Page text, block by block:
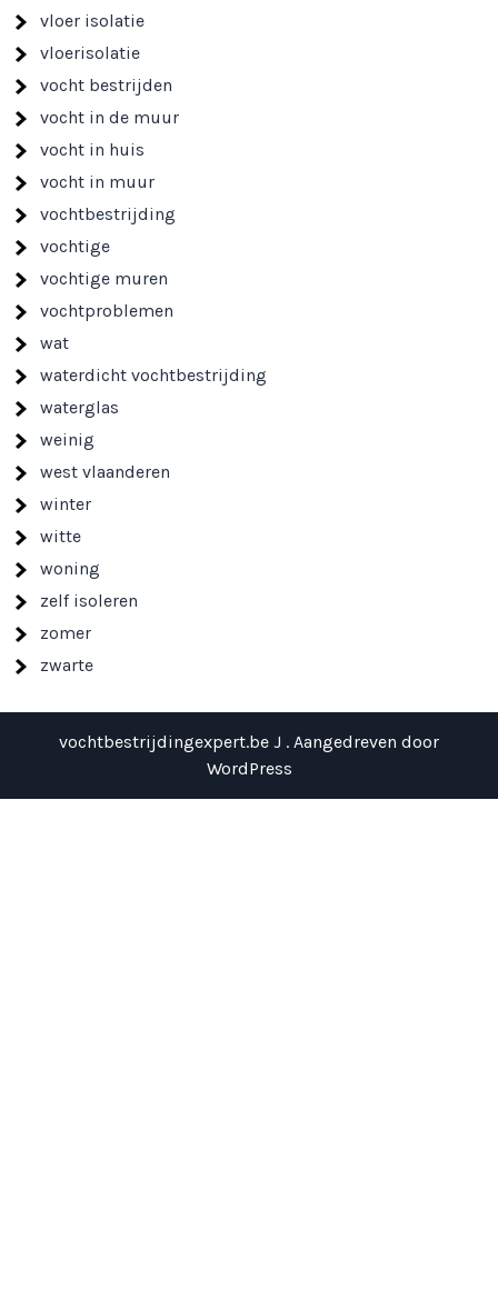
vloer isolatie
vloerisolatie
vocht bestrijden
vocht in de muur
vocht in huis
vocht in muur
vochtbestrijding
vochtige
vochtige muren
vochtproblemen
wat
waterdicht vochtbestrijding
waterglas
weinig
west vlaanderen
winter
witte
woning
zelf isoleren
zomer
zwarte
vochtbestrijdingexpert.be J . Aangedreven door
WordPress